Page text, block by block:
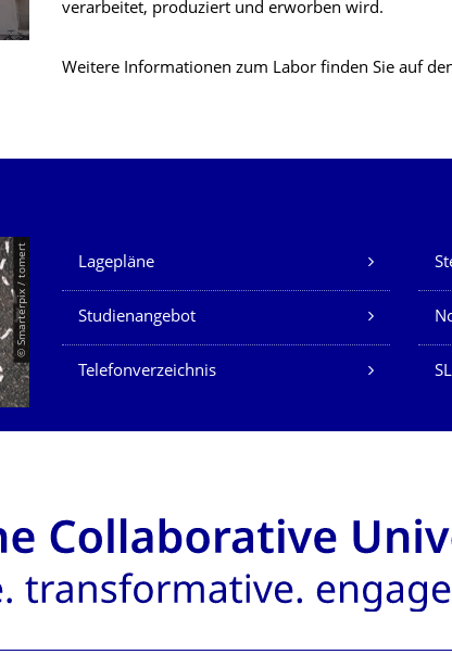
verarbeitet, produziert und erworben wird.
Weitere Informationen zum Labor finden Sie auf
© Smarterpix / tomert Unsere Dienste
Lagepläne
Studienangebot
Telefonverzeichnis